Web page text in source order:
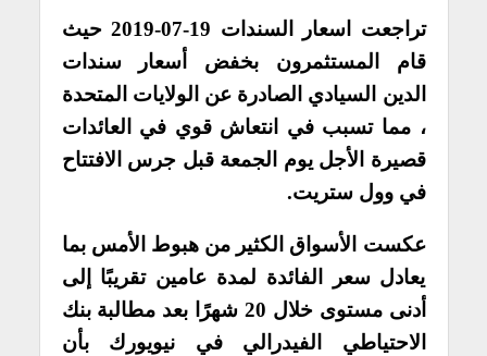
تراجعت اسعار السندات 19-07-2019 حيث
قام المستثمرون بخفض أسعار سندات
الدين السيادي الصادرة عن الولايات المتحدة
، مما تسبب في انتعاش قوي في العائدات
قصيرة الأجل يوم الجمعة قبل جرس الافتتاح
في وول ستريت.
عكست الأسواق الكثير من هبوط الأمس بما
يعادل سعر الفائدة لمدة عامين تقريبًا إلى
أدنى مستوى خلال 20 شهرًا بعد مطالبة بنك
الاحتياطي الفيدرالي في نيويورك بأن